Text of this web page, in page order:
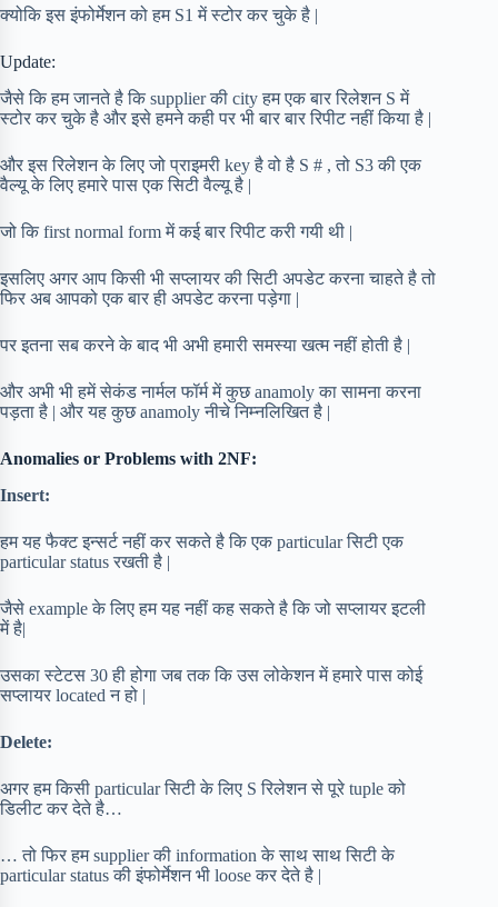
क्योकि इस इंफोर्मेशन को हम S1 में स्टोर कर चुके है |
Update:
जैसे कि हम जानते है कि supplier की city हम एक बार रिलेशन S में
स्टोर कर चुके है और इसे हमने कही पर भी बार बार रिपीट नहीं किया है |
और इस रिलेशन के लिए जो प्राइमरी key है वो है S # , तो S3 की एक
वैल्यू के लिए हमारे पास एक सिटी वैल्यू है |
जो कि first normal form में कई बार रिपीट करी गयी थी |
इसलिए अगर आप किसी भी सप्लायर की सिटी अपडेट करना चाहते है तो
फिर अब आपको एक बार ही अपडेट करना पड़ेगा |
पर इतना सब करने के बाद भी अभी हमारी समस्या खत्म नहीं होती है |
और अभी भी हमें सेकंड नार्मल फॉर्म में कुछ anamoly का सामना करना
पड़ता है | और यह कुछ anamoly नीचे निम्नलिखित है |
Anomalies or Problems with 2NF:
Insert:
हम यह फैक्ट इन्सर्ट नहीं कर सकते है कि एक particular सिटी एक
particular status रखती है |
जैसे example के लिए हम यह नहीं कह सकते है कि जो सप्लायर इटली
में है|
उसका स्टेटस 30 ही होगा जब तक कि उस लोकेशन में हमारे पास कोई
सप्लायर located न हो |
Delete:
अगर हम किसी particular सिटी के लिए S रिलेशन से पूरे tuple को
डिलीट कर देते है…
… तो फिर हम supplier की information के साथ साथ सिटी के
particular status की इंफोर्मेशन भी loose कर देते है |